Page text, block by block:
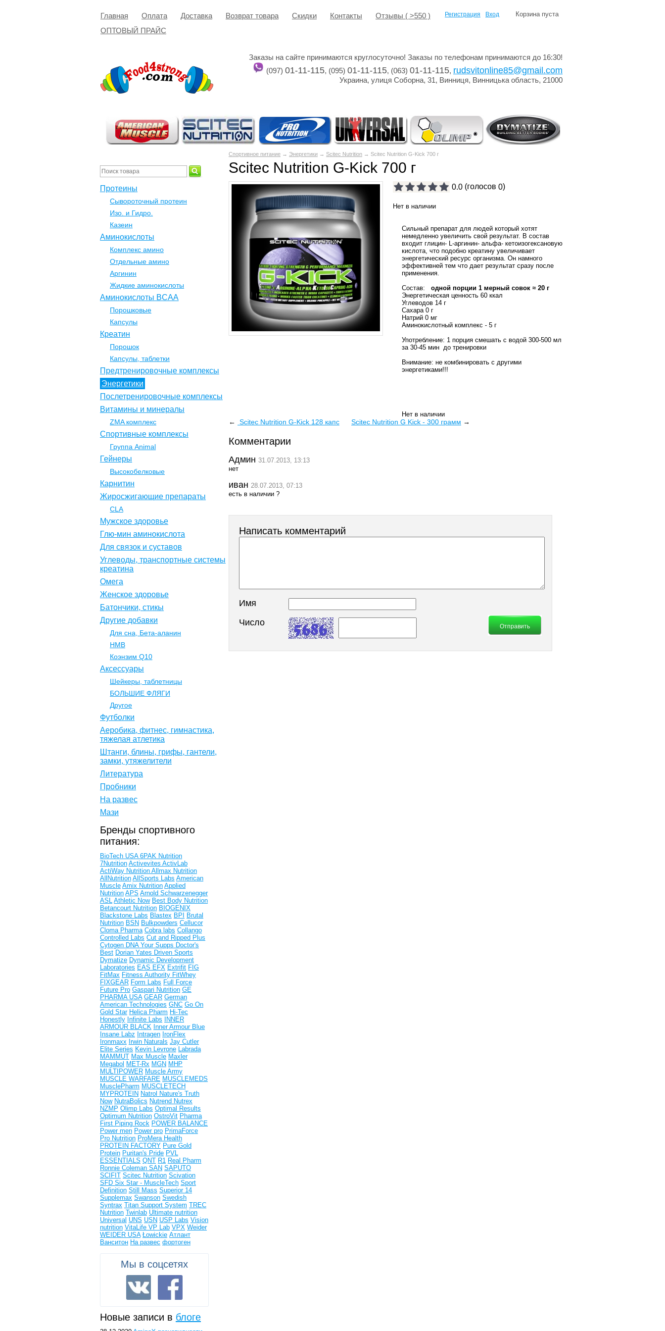
Главная Оплата Доставка Возврат товара Cкидки Контакты
Отзывы ( >550 )
ОПТОВЫЙ ПРАЙС
Корзина пуста
Регистрация Вход
Заказы на сайте принимаются круглосуточно! Заказы по телефонам принимаются до 16:30!
(097) 01-11-115, (095) 01-11-115, (063) 01-11-115, rudsvitonline85@gmail.com
Украина, улиця Соборна, 31, Винниця, Винницька область, 21000
Спортивное питание → Энергетики → Scitec Nutrition → Scitec Nutrition G-Kick 700 г
Scitec Nutrition G-Kick 700 г
0.0 (голосов 0)
Нет в наличии
Сильный препарат для людей который хотят
немедленно увеличить свой результат. В состав
входит глицин- L-аргинин- альфа- кетоизогексановую
кислота, что подобно креатину увеличивает
энергетический ресурс организма. Он намного
эффективней тем что дает результат сразу после
применения.
Состав:
одной порции 1 мерный совок ≈ 20 г
Энергетическая ценность 60 ккал
Углеводов 14 г
Сахара 0 г
Натрий 0 мг
Аминокислотный комплекс - 5 г
Употребление: 1 порция смешать с водой 300-500 мл
за 30-45 мин до тренировки
Внимание: не комбинировать с другими
энергетиками!!!
Нет в наличии
← Scitec Nutrition G-Kick 128 капс Scitec Nutrition G Kick - 300 грамм →
Комментарии
Админ 31.07.2013, 13:13
нет
иван 28.07.2013, 07:13
есть в наличии ?
Написать комментарий
Имя
Число
Протеины
Сывороточный протеин
Изо. и Гидро.
Казеин
Аминокислоты
Комплекс амино
Отдельные амино
Аргинин
Жидкие аминокислоты
Аминокислоты BCAA
Порошковые
Капсулы
Креатин
Порошок
Капсулы, таблетки
Предтренировочные комплексы
Энергетики
Послетренировочные комплексы
Витамины и минералы
ZMA комплекс
Спортивные комплексы
Группа Animal
Гейнеры
Высокобелковые
Карнитин
Жиросжигающие препараты
CLA
Мужское здоровье
Глю-мин аминокислота
Для связок и суставов
Углеводы, транспортные системы
креатина
Омега
Женское здоровье
Батончики, стикы
Другие добавки
Для сна, Бета-аланин
НМВ
Коэнзим Q10
Аксессуары
Шейкеры, таблетницы
БОЛЬШИЕ ФЛЯГИ
Другое
Футболки
Аеробика, фитнес, гимнастика,
тяжелая атлетика
Штанги, блины, грифы, гантели,
замки, утяжелители
Литература
Пробники
На развес
Мази
Бренды спортивного
питания:
BioTech USA 6PAK Nutrition
7Nutrition Activevites ActivLab
ActiWay Nutrition Allmax Nutrition
AllNutrition AllSports Labs American
Muscle Amix Nutrition Applied
Nutrition APS Arnold Schwarzenegger
ASL Athletic Now Best Body Nutrition
Betancourt Nutrition BIOGENIX
Blackstone Labs Blastex BPI
Brutal
Nutrition BSN Bulkpowders Cellucor
Cloma Pharma Cobra labs Collango
Controlled Labs Cut and Ripped Plus
Cytogen DNA Your Supps Doctor's
Best Dorian Yates Driven Sports
Dymatize Dynamic Development
Laboratories EAS EFX Extrifit FIG
FitMax Fitness Authority FitWhey
FIXGEAR Form Labs Full Force
Future Pro Gaspari Nutrition GE
PHARMA USA GEAR German
American Technologies GNC Go On
Gold Star Helica Pharm Hi-Tec
Honestly Infinite Labs
INNER
ARMOUR BLACK Inner Armour Blue
Insane Labz Intragen IronFlex
Ironmaxx Irwin Naturals Jay Cutler
Elite Series Kevin Levrone Labrada
MAMMUT Max Muscle Maxler
Megabol MET-Rx MGN MHP
MULTIPOWER Muscle Army
MUSCLE WARFARE MUSCLEMEDS
MusclePharm MUSCLETECH
MYPROTEIN Natrol Nature's Truth
Now NutraBolics Nutrend Nutrex
NZMP Olimp Labs Optimal Results
Optimum Nutrition OstroVit Pharma
First Piping Rock POWER BALANCE
Power men Power pro PrimaForce
Pro Nutrition ProMera Health
PROTEIN FACTORY Pure Gold
Protein Puritan's Pride PVL
ESSENTIALS QNT R1 Real Pharm
Ronnie Coleman SAN SAPUTO
SCIFIT Scitec Nutrition Scivation
SFD Six Star - MuscleTech Sport
Definition Still Mass Superior 14
Supplemax Swanson Swedish
Syntrax Titan Support System TREC
Nutrition Twinlab Ultimate nutrition
Universal UNS USN USP Labs Vision
nutrition VitaLife VP Lab VPX Weider
WEIDER USA Łowickie Атлант
Ванситон На развес фортоген
Мы в соцсетях
Новые записи в блоге